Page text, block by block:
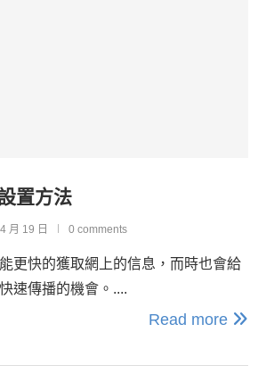
置方法
月 19 日 0 comments
更快的獲取網上的信息，而時也會給
速傳播的機會。....
Read more